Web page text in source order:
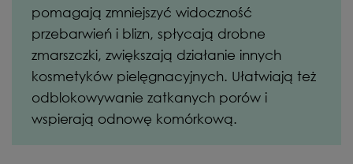
pomagają zmniejszyć widoczność
przebarwień i blizn, spłycają drobne
zmarszczki, zwiększają działanie innych
kosmetyków pielęgnacyjnych. Ułatwiają też
odblokowywanie zatkanych porów i
wspierają odnowę komórkową.